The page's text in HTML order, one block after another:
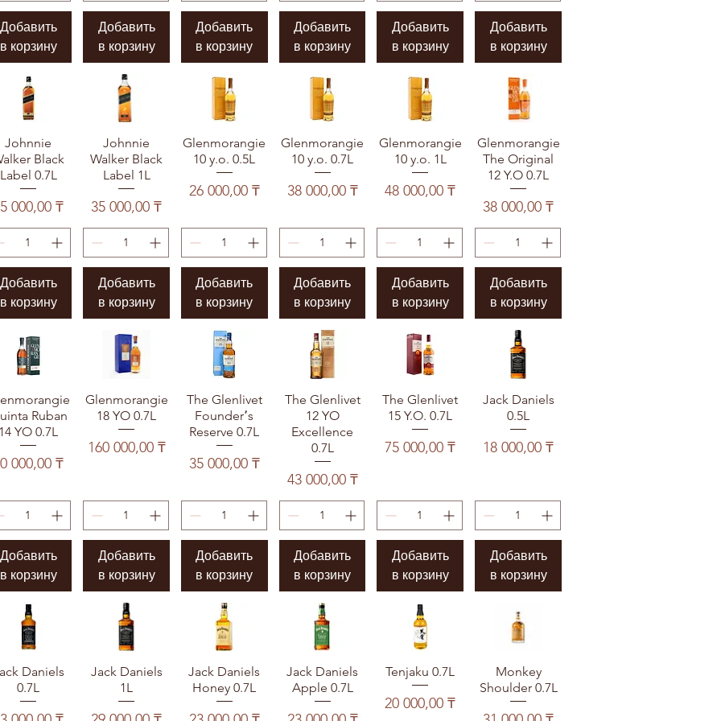
Добавить
в корзину
Добавить
в корзину
Добавить
в корзину
Добавить
в корзину
Добавить
в корзину
Добавить
в корзину
Johnnie
Black
Label 0.7L
000,00 ₸
Добавить
в корзину
Johnnie
Walker Black
Label 1L
Цена
35 000,00 ₸
Добавить
в корзину
Glenmorangie
10 y.o. 0.5L
Цена
26 000,00 ₸
Добавить
в корзину
Glenmorangie
10 y.o. 0.7L
Цена
38 000,00 ₸
Добавить
в корзину
Glenmorangie
10 y.o. 1L
Цена
48 000,00 ₸
Добавить
в корзину
Glenmorangie
The Original
12 Y.O 0.7L
Цена
38 000,00 ₸
Добавить
в корзину
Ruban
YO 0.7L
000,00 ₸
Добавить
в корзину
Glenmorangie
18 YO 0.7L
Цена
160 000,00 ₸
Добавить
в корзину
The Glenlivet
Founder՚s
Reserve 0.7L
Цена
35 000,00 ₸
Добавить
в корзину
The Glenlivet
12 YO
Excellence
0.7L
Цена
43 000,00 ₸
Добавить
в корзину
The Glenlivet
15 Y.O. 0.7L
Цена
75 000,00 ₸
Добавить
в корзину
Jack Daniels
0.5L
Цена
18 000,00 ₸
Добавить
в корзину
Daniels
0.7L
Jack Daniels
1L
Jack Daniels
Honey 0.7L
Jack Daniels
Apple 0.7L
Tenjaku 0.7L
Цена
20 000,00 ₸
Monkey
Shoulder 0.7L